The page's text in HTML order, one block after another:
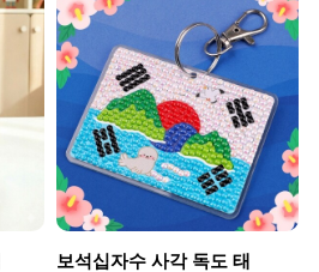
보석십자수 사각 독도 태